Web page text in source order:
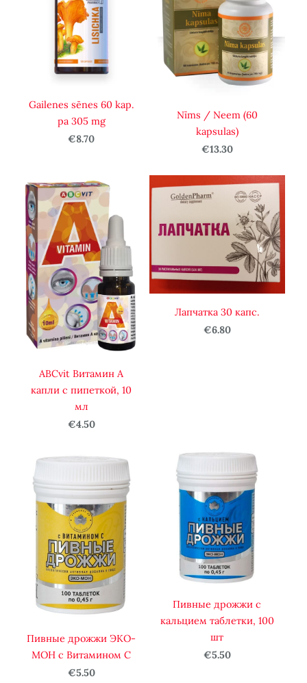
Gailenes sēnes 60 kap.
pa 305 mg
€8.70
Nīms / Neem (60
kapsulas)
€13.30
ABCvit Витамин A
капли с пипеткой, 10
мл
€4.50
Лапчатка 30 капс.
€6.80
Пивные дрожжи ЭКО-
МОН с Витамином С
€5.50
Пивные дрожжи с
кальцием таблетки, 100
шт
€5.50